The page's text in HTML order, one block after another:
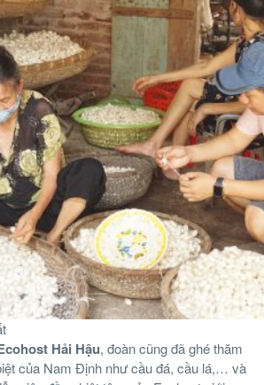
Hải Hậu, đoàn cũng đã ghé thăm
của Nam Định như cầu đá, cầu lá,… và